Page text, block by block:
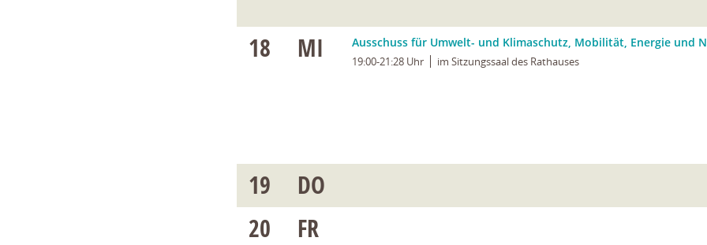
18 MI Ausschuss für Umwelt- und Klimaschutz, Mobilität, Energie und
19:00-21:28 Uhr im Sitzungssaal des Rathauses
19
DO
20
FR